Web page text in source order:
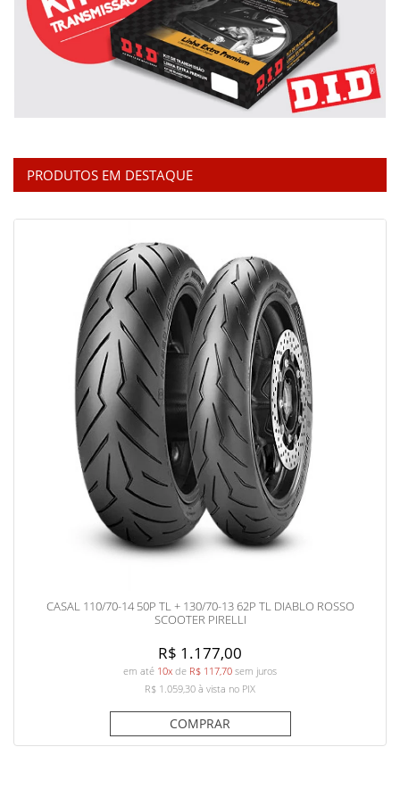
PRODUTOS EM DESTAQUE
CASAL 110/70-14 50P TL + 130/70-13 62P TL DIABLO ROSSO
SCOOTER PIRELLI
R$ 1.177,00
em até 10x de R$ 117,70 sem juros
R$ 1.059,30 à vista no PIX
COMPRAR